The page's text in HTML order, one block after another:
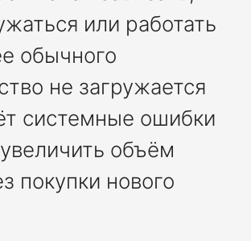
или работать
обычного
не загружается
системные ошибки
объём
покупки нового